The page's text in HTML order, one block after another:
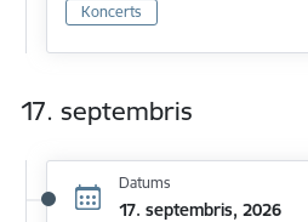
Koncerts
17. septembris
Datums
17. septembris, 2026